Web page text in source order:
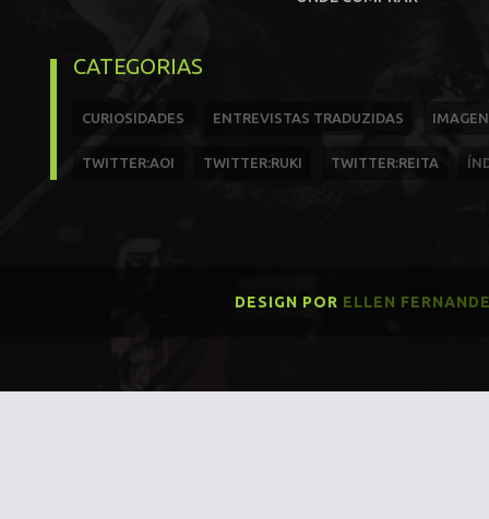
CATEGORIAS
CURIOSIDADES ENTREVISTAS TRADUZIDAS
TWITTER:AOI TWITTER:RUKI TWITTER:REITA
DESIGN POR ELLEN